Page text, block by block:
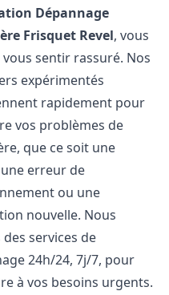
Dépannage
Frisquet Revel, vous
vous sentir rassuré. Nos
expérimentés
rapidement pour
vos problèmes de
que ce soit une
erreur de
ou une
nouvelle. Nous
services de
24h/24, 7j/7, pour
à vos besoins urgents.